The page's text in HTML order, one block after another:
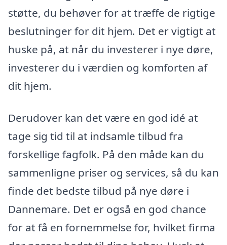
støtte, du behøver for at træffe de rigtige
beslutninger for dit hjem. Det er vigtigt at
huske på, at når du investerer i nye døre,
investerer du i værdien og komforten af
dit hjem.
Derudover kan det være en god idé at
tage sig tid til at indsamle tilbud fra
forskellige fagfolk. På den måde kan du
sammenligne priser og services, så du kan
finde det bedste tilbud på nye døre i
Dannemare. Det er også en god chance
for at få en fornemmelse for, hvilket firma